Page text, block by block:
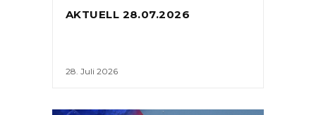
AKTUELL 28.07.2026
28. Juli 2026